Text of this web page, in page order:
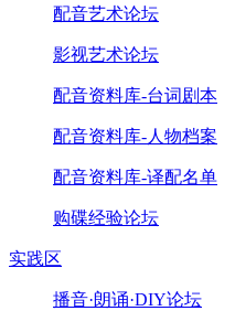
配音艺术论坛
影视艺术论坛
配音资料库-台词剧本
配音资料库-人物档案
配音资料库-译配名单
购碟经验论坛
实践区
播音·朗诵·DIY论坛